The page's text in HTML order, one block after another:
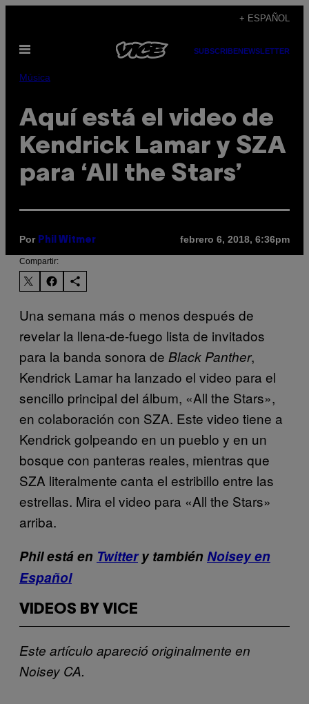
contenido
+ ESPAÑOL
Abrir
SUBSCRIBENEWSLETTER
Música
Aquí está el video de
Kendrick Lamar y SZA
para ‘All the Stars’
Por Phil Witmer febrero 6, 2018, 6:36pm
Compartir:
Una semana más o menos después de
revelar la llena-de-fuego lista de invitados
para la banda sonora de Black Panther,
Kendrick Lamar ha lanzado el video para el
sencillo principal del álbum, «All the Stars»,
en colaboración con SZA. Este video tiene a
Kendrick golpeando en un pueblo y en un
bosque con panteras reales, mientras que
SZA literalmente canta el estribillo entre las
estrellas. Mira el video para «All the Stars»
arriba.
Phil está en Twittery también Noisey en
Español
VIDEOS BY VICE
Este artículo apareció originalmente en
Noisey CA.